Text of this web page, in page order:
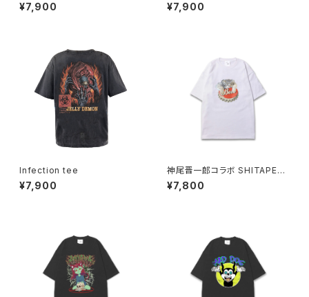
¥7,900 ¥7,900
Infection tee
¥7,900
神尾晋一郎コラボ SHITAPER
¥7,800